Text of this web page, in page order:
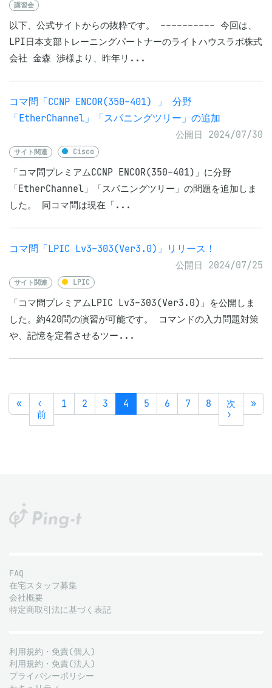
講習会
以下、公式サイトからの抜粋です。 ---------- 今回は、
LPI日本支部トレーニングパートナーのライトハウスラボ株式
会社 金森 渉様より、昨年リ...
コマ問「CCNP ENCOR(350-401) 」 分野
「EtherChannel」「スパニングツリー」の追加
公開日 2024/07/30
サイト関連 Cisco
「コマ問プレミアムCCNP ENCOR(350-401)」に分野
「EtherChannel」「スパニングツリー」の問題を追加しま
した。 同コマ問は現在「...
コマ問「LPIC Lv3-303(Ver3.0)」リリース！
公開日 2024/07/25
サイト関連 LPIC
「コマ問プレミアムLPIC Lv3-303(Ver3.0)」を公開しま
した。約420問の演習が可能です。 コマンドの入力問題対策
や、記憶を定着させるツー...
«
‹
前
1 2 3 4 5 6 7 8
次
›
»
FAQ
在宅スタッフ募集
会社概要
特定商取引法に基づく表記
利用規約・免責(個人)
利用規約・免責(法人)
プライバシーポリシー